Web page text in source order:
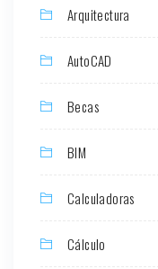
Arquitectura
AutoCAD
Becas
BIM
Calculadoras
Cálculo